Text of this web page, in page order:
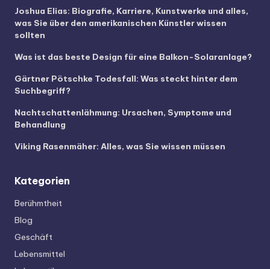
Joshua Elias: Biografie, Karriere, Kunstwerke und alles,
was Sie über den amerikanischen Künstler wissen
sollten
Was ist das beste Design für eine Balkon-Solaranlage?
Gärtner Pötschke Todesfall: Was steckt hinter dem
Suchbegriff?
Nachtschattenlähmung: Ursachen, Symptome und
Behandlung
Viking Rasenmäher: Alles, was Sie wissen müssen
Kategorien
Berühmtheit
Blog
Geschäft
Lebensmittel